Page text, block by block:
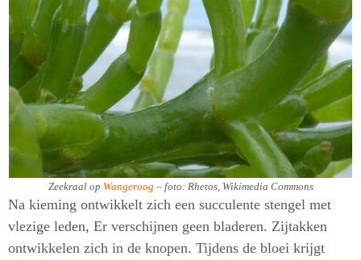
Zeekraal op Wangeroog – foto: Rhetos, Wikimedia Commons
Na kieming ontwikkelt zich een succulente stengel met
vlezige leden, Er verschijnen geen bladeren. Zijtakken
ontwikkelen zich in de knopen. Tijdens de bloei krijgt